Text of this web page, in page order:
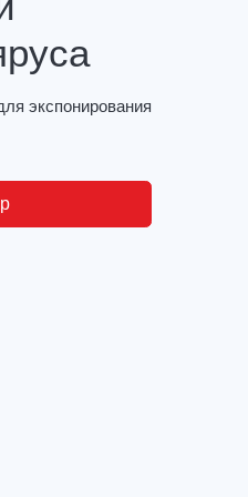
экспонирования